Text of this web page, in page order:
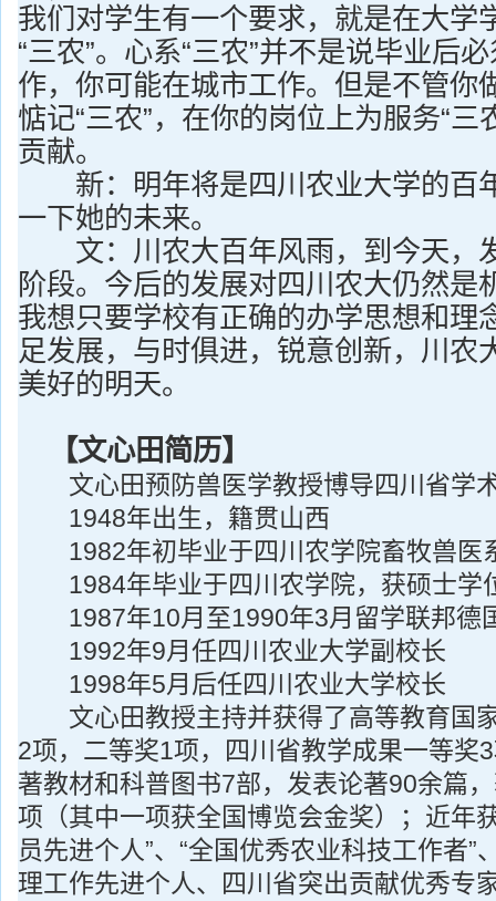
我们对学生有一个要求，就是在大学
“三农”。心系“三农”并不是说毕业后
作，你可能在城市工作。但是不管你
惦记“三农”，在你的岗位上为服务“三
贡献。
新：明年将是四川农业大学的百
一下她的未来。
文：川农大百年风雨，到今天，
阶段。今后的发展对四川农大仍然是
我想只要学校有正确的办学思想和理
足发展，与时俱进，锐意创新，川农
美好的明天。
【文心田简历】
文心田预防兽医学教授博导四川省学
1948年出生，籍贯山西
1982年初毕业于四川农学院畜牧兽医
1984年毕业于四川农学院，获硕士学
1987年10月至1990年3月留学联邦德
1992年9月任四川农业大学副校长
1998年5月后任四川农业大学校长
文心田教授主持并获得了高等教育国
2项，二等奖1项，四川省教学成果一等奖
著教材和科普图书7部，发表论著90余篇
项（其中一项获全国博览会金奖）；近年
员先进个人”、“全国优秀农业科技工作者”
理工作先进个人、四川省突出贡献优秀专